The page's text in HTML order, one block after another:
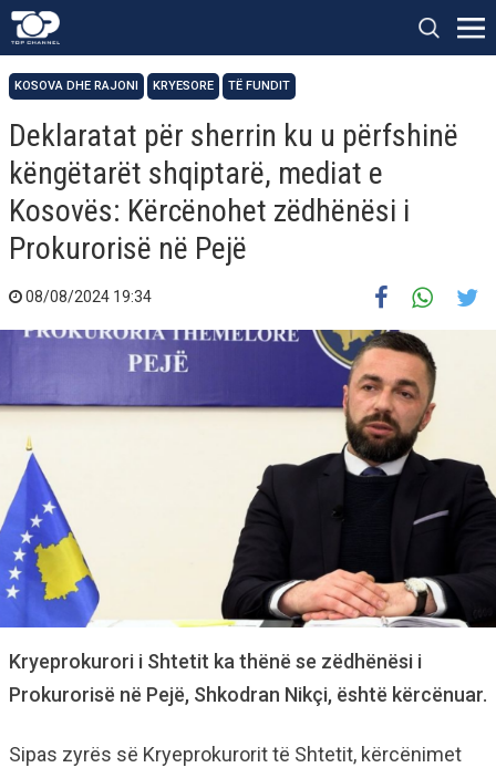
KOSOVA DHE RAJONI KRYESORE TË FUNDIT
Deklaratat për sherrin ku u përfshinë
këngëtarët shqiptarë, mediat e
Kosovës: Kërcënohet zëdhënësi i
Prokurorisë në Pejë
08/08/2024 19:34
Kryeprokurori i Shtetit ka thënë se zëdhënësi i
Prokurorisë në Pejë, Shkodran Nikçi, është kërcënuar.
Sipas zyrës së Kryeprokurorit të Shtetit, kërcënimet